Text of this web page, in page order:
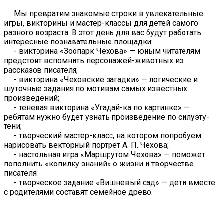
Мы превратим знакомые строки в увлекательные
игры, викторины и мастер-классы для детей самого
разного возраста. В этот день для вас будут работать
интересные познавательные площадки:
- викторина «Зоопарк Чехова» — юным читателям
предстоит вспомнить персонажей-животных из
рассказов писателя;
- викторина «Чеховские загадки» — логические и
шуточные задания по мотивам самых известных
произведений;
- теневая викторина «Угадай-ка по картинке» —
ребятам нужно будет узнать произведение по силуэту-
тени;
- творческий мастер-класс, на котором попробуем
нарисовать векторный портрет А. П. Чехова;
- настольная игра «Маршрутом Чехова» — поможет
пополнить «копилку знаний» о жизни и творчестве
писателя;
- творческое задание «Вишневый сад» — дети вместе
с родителями составят семейное древо.